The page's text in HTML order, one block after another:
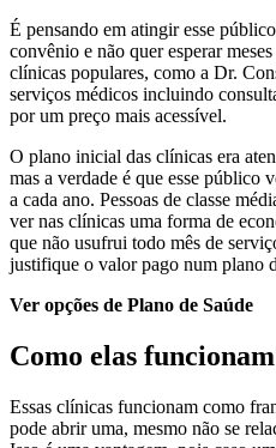
É pensando em atingir esse
convênio e não quer esperar
clínicas populares, como a Dr.
serviços médicos incluindo
por um preço mais acessível.
O plano inicial das clínicas era
mas a verdade é que esse público
a cada ano. Pessoas de classe
ver nas clínicas uma forma de
que não usufrui todo mês de
justifique o valor pago num plano
Ver opções de Plano de Saúde
Como elas
Essas clínicas funcionam como
pode abrir uma, mesmo não se